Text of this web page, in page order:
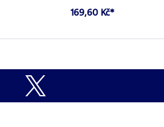
169,60 Kč*